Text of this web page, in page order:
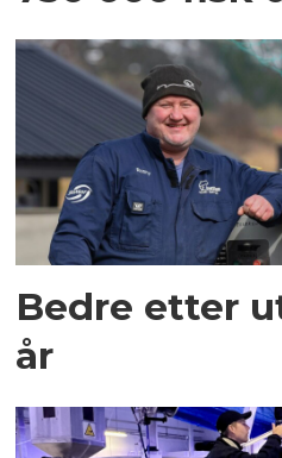
Bedre etter
år